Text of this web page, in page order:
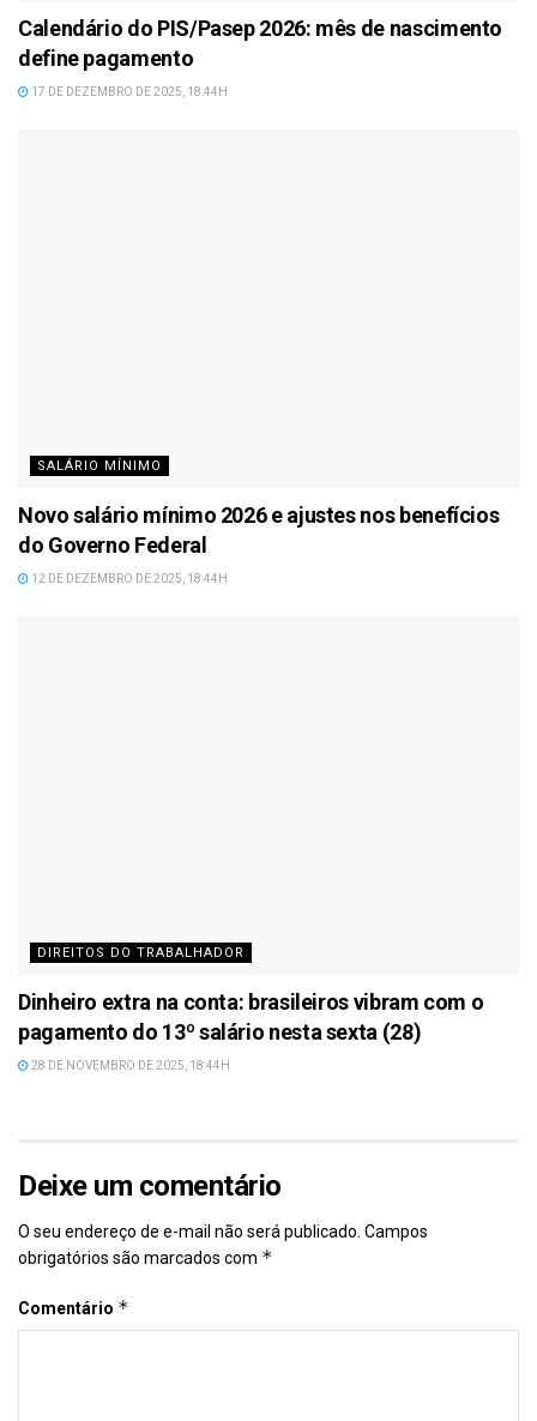
Calendário do PIS/Pasep 2026: mês de nascimento
define pagamento
17 DE DEZEMBRO DE 2025, 18:44H
SALÁRIO MÍNIMO
Novo salário mínimo 2026 e ajustes nos benefícios
do Governo Federal
12 DE DEZEMBRO DE 2025, 18:44H
DIREITOS DO TRABALHADOR
Dinheiro extra na conta: brasileiros vibram com o
pagamento do 13º salário nesta sexta (28)
28 DE NOVEMBRO DE 2025, 18:44H
Deixe um comentário
O seu endereço de e-mail não será publicado. Campos
obrigatórios são marcados com *
Comentário *